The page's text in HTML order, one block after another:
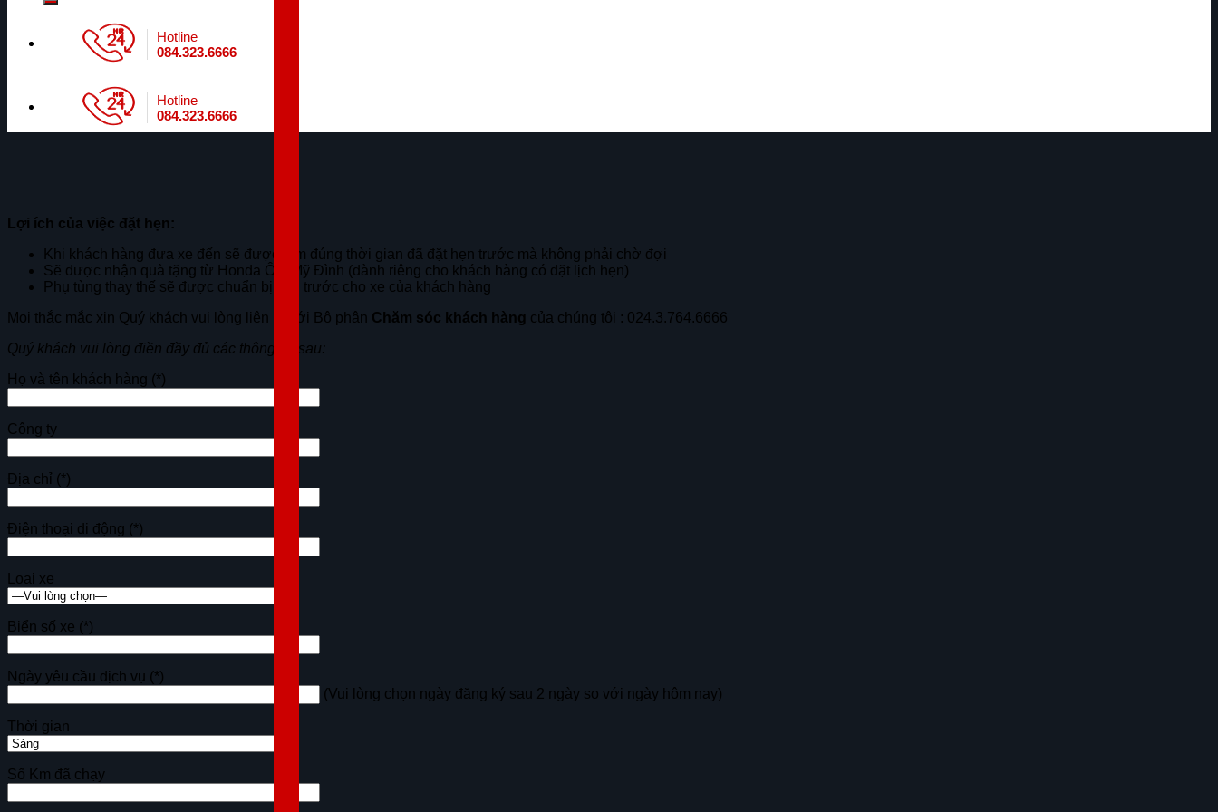
Hotline
084.323.6666
Hotline
084.323.6666
Lợi ích của việc đặt hẹn:
Khi khách hàng đưa xe đến sẽ được làm đúng thời gian đã đặt hẹn trước mà không phải chờ đợi
Sẽ được nhận quà tặng từ Honda Ôtô Mỹ Đình (dành riêng cho khách hàng có đặt lịch hẹn)
Phụ tùng thay thế sẽ được chuẩn bị sẵn trước cho xe của khách hàng
Mọi thắc mắc xin Quý khách vui lòng liên hệ tới Bộ phận Chăm sóc khách hàng của chúng tôi : 024.3.764.6666
Quý khách vui lòng điền đầy đủ các thông tin sau:
Họ và tên khách hàng (*)
Công ty
Địa chỉ (*)
Điện thoại di động (*)
Loại xe
Biển số xe (*)
Ngày yêu cầu dịch vụ (*)
(Vui lòng chọn ngày đăng ký sau 2 ngày so với ngày hôm nay)
Thời gian
Số Km đã chạy